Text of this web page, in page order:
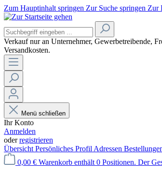
Zum Hauptinhalt springen Zur Suche springen Zur
Verkauf nur an Unternehmer, Gewerbetreibende,
Versandkosten.
Menü schließen
Ihr Konto
Anmelden
oderregistrieren
Übersicht Persönliches Profil Adressen
0,00 € Warenkorb enthält 0 Positionen. Der